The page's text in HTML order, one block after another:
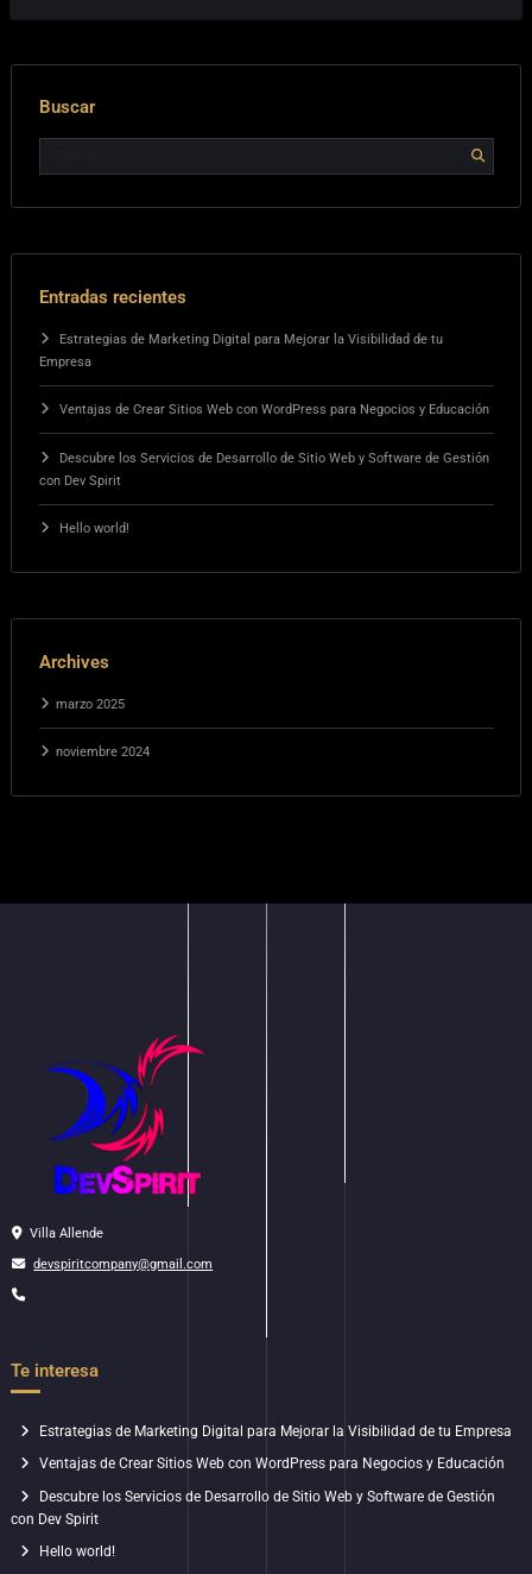
Buscar
Entradas recientes
Estrategias de Marketing Digital para Mejorar la Visibilidad de tu
Empresa
Ventajas de Crear Sitios Web con WordPress para Negocios y Educación
Descubre los Servicios de Desarrollo de Sitio Web y Software de Gestión
con Dev Spirit
Hello world!
Archives
marzo 2025
noviembre 2024
Villa Allende
devspiritcompany@gmail.com
Te interesa
Estrategias de Marketing Digital para Mejorar la Visibilidad de tu Empresa
Ventajas de Crear Sitios Web con WordPress para Negocios y Educación
Descubre los Servicios de Desarrollo de Sitio Web y Software de Gestión
con Dev Spirit
Hello world!